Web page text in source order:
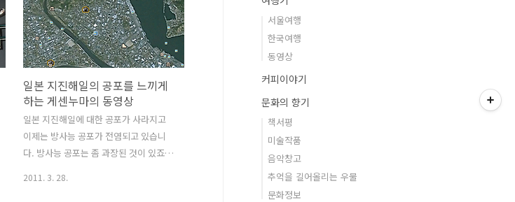
다. 휴전이 발효되기 12시간이 남은 상태
에서 안개가 자욱한 애록고지를 점령하기
위한 최후의 전투전에 북측의 병사들이
먼저 '전선야곡'을 부르자 남측의 병사들
도 따라 부릅니다. 그 장면을 보면서 많은
눈물을 흘렸습니다. 실제 한국전쟁때는
어땠는지 모르겠지만 이 '전선야곡'을 부
르는 같은 민족의 병사들의 노래는 가슴
을 먹먹하게 ..
일본 지진해일의 공포를 느끼게
하는 게센누마의 동영상
일본 지진해일에 대한 공포가 사라지고
이제는 방사능 공포가 전염되고 있습니
다. 방사능 공포는 좀 과장된 것이 있죠.
2011. 3. 28.
서울여행
한국여행
동영상
커피이야기
문화의 향기
책서평
미술작품
음악창고
추억을 길어올리는 우물
문화정보